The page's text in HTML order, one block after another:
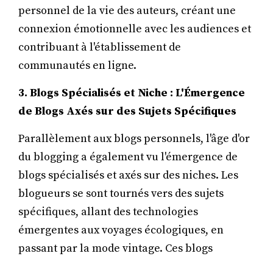
personnel de la vie des auteurs, créant une
connexion émotionnelle avec les audiences et
contribuant à l'établissement de
communautés en ligne.
3. Blogs Spécialisés et Niche : L'Émergence
de Blogs Axés sur des Sujets Spécifiques
Parallèlement aux blogs personnels, l'âge d'or
du blogging a également vu l'émergence de
blogs spécialisés et axés sur des niches. Les
blogueurs se sont tournés vers des sujets
spécifiques, allant des technologies
émergentes aux voyages écologiques, en
passant par la mode vintage. Ces blogs